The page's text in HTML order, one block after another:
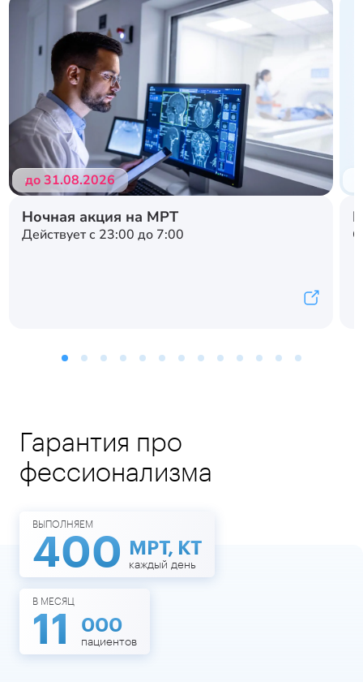
до 31.08.2026
Ночная акция на МРТ
Действует с 23:00 до 7:00
Гарантия про
фессионализма
ВЫПОЛНЯЕМ
400 МРТ, КТ
каждый день
В МЕСЯЦ
11 000
пациентов